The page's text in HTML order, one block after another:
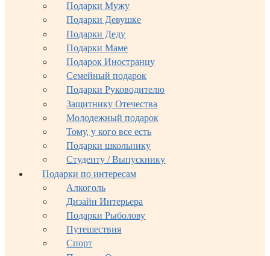
Подарки Мужу
Подарки Девушке
Подарки Деду
Подарки Маме
Подарок Иностранцу
Семейный подарок
Подарки Руководителю
Защитнику Отечества
Молодежный подарок
Тому, у кого все есть
Подарки школьнику
Студенту / Выпускнику
Подарки по интересам
Алкоголь
Дизайн Интерьера
Подарки Рыболову
Путешествия
Спорт